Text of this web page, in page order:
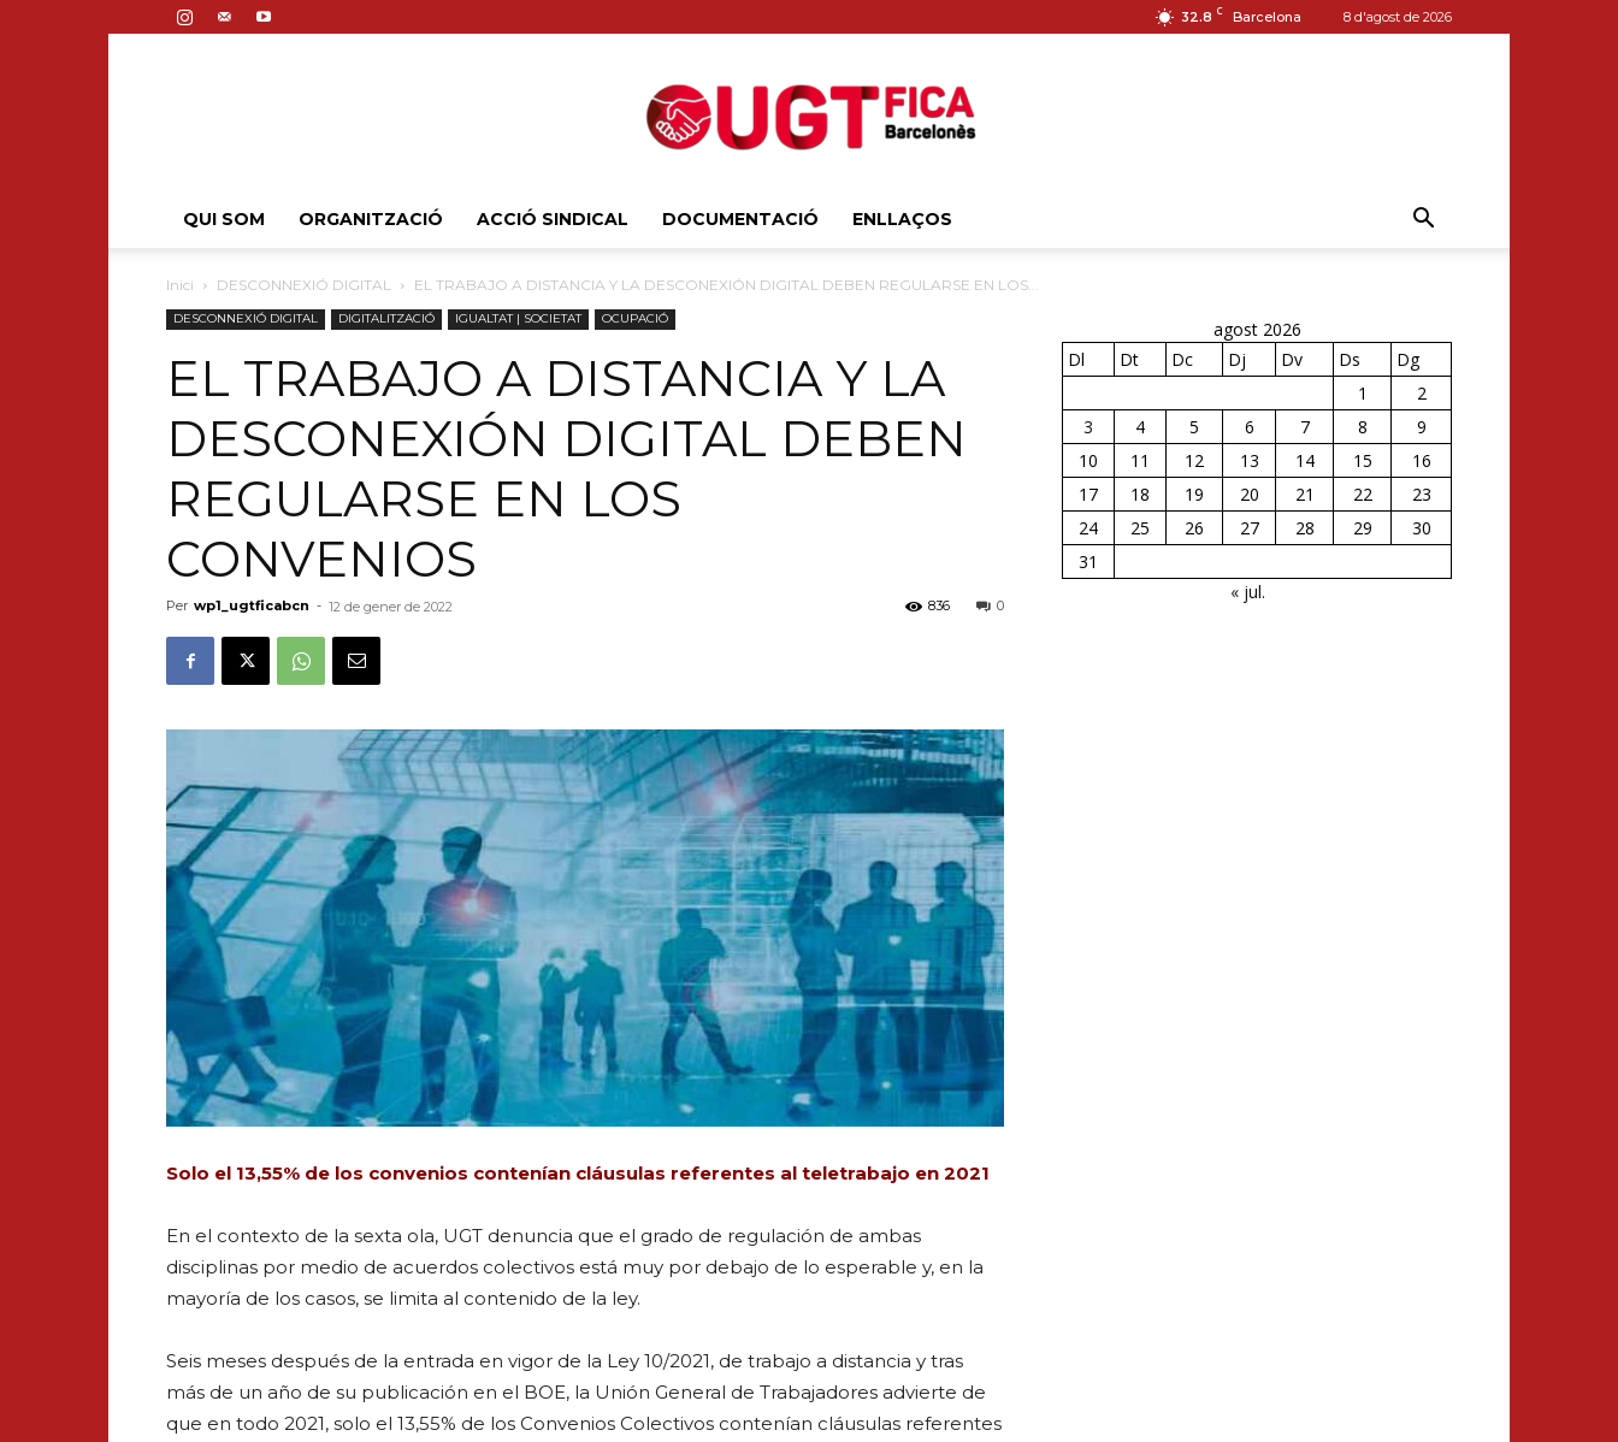
32.8 C Barcelona 8 d'agost de 2026
Comarcal
del
Barcelonès
QUI SOM ORGANITZACIÓ ACCIÓ SINDICAL DOCUMENTACIÓ ENLLAÇOS
Inici DESCONNEXIÓ DIGITAL EL TRABAJO A DISTANCIA Y LA DESCONEXIÓN DIGITAL DEBEN REGULARSE EN LOS...
DESCONNEXIÓ DIGITAL DIGITALITZACIÓ IGUALTAT | SOCIETAT OCUPACIÓ
EL TRABAJO A DISTANCIA Y LA
DESCONEXIÓN DIGITAL DEBEN
REGULARSE EN LOS
CONVENIOS
Per wp1_ugtficabcn - 12 de gener de 2022 0
836
Solo el 13,55% de los convenios contenían cláusulas referentes al teletrabajo en 2021
En el contexto de la sexta ola, UGT denuncia que el grado de regulación de ambas
disciplinas por medio de acuerdos colectivos está muy por debajo de lo esperable y, en la
mayoría de los casos, se limita al contenido de la ley.
Seis meses después de la entrada en vigor de la Ley 10/2021, de trabajo a distancia y tras
más de un año de su publicación en el BOE, la Unión General de Trabajadores advierte de
que en todo 2021, solo el 13,55% de los Convenios Colectivos contenían cláusulas referentes
agost 2026
Dl
Dt Dc Dj Dv Ds
Dg
1
2
3
4 5 6 7 8
9
10
11 12 13 14 15
16
17
18 19 20 21 22
23
24
25 26 27 28 29
30
31
« jul.